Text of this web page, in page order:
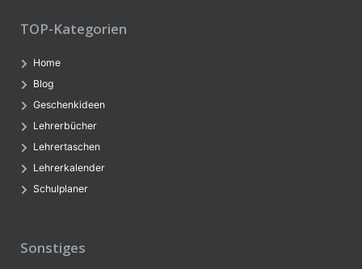
TOP-Kategorien
Home
Blog
Geschenkideen
Lehrerbücher
Lehrertaschen
Lehrerkalender
Schulplaner
Sonstiges